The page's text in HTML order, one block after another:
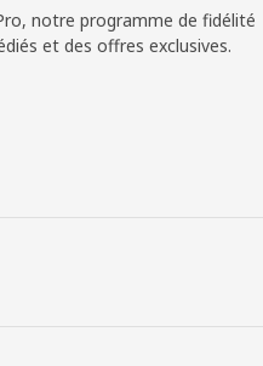
notre programme de fidélité
et des offres exclusives.